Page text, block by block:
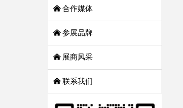
낀 合作媒体
낀 参展品牌
낀 展商风采
낀 联系我们